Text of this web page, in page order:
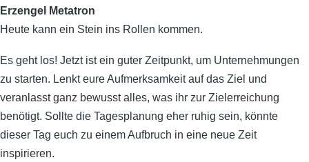
Erzengel Metatron
Heute kann ein Stein ins Rollen kommen.
Es geht los! Jetzt ist ein guter Zeitpunkt, um Unternehmungen
zu starten. Lenkt eure Aufmerksamkeit auf das Ziel und
veranlasst ganz bewusst alles, was ihr zur Zielerreichung
benötigt. Sollte die Tagesplanung eher ruhig sein, könnte
dieser Tag euch zu einem Aufbruch in eine neue Zeit
inspirieren.